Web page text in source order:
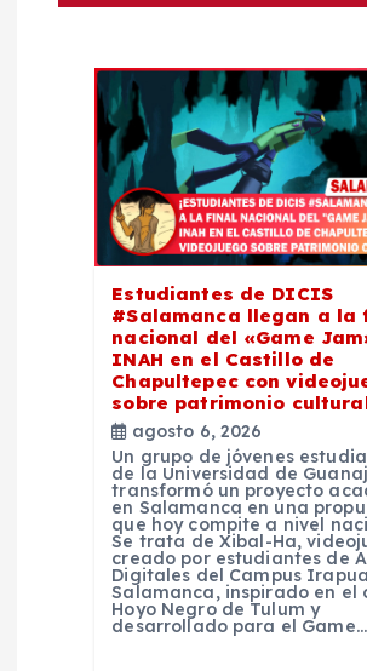
Estudiantes de DICIS
#Salamanca llegan a la
nacional del «Game
INAH en el Castillo de
Chapultepec con
sobre patrimonio
agosto 6, 2026
Un grupo de jóvenes
de la Universidad de
transformó un proyecto
en Salamanca en una
que hoy compite a nivel
Se trata de Xibal-Ha,
creado por estudiantes de
Digitales del Campus
Salamanca, inspirado en el
Hoyo Negro de Tulum y
desarrollado para el Game…